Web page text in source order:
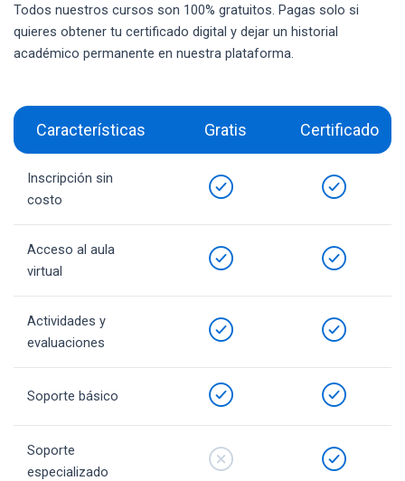
Todos nuestros cursos son 100% gratuitos. Pagas solo si
quieres obtener tu certificado digital y dejar un historial
académico permanente en nuestra plataforma.
Características Gratis Certificado
Inscripción sin
costo
Acceso al aula
virtual
Actividades y
evaluaciones
Soporte básico
Soporte
especializado